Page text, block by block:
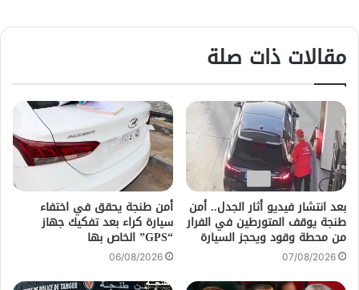
مقالات ذات صلة
بعد انتشار فيديو أثار الجدل.. أمن
طنجة يوقف المتورطين في الفرار
من محطة وقود ويحجز السيارة
07/08/2026
أمن طنجة يحقق في اختفاء
سيارة كراء بعد تفكيك جهاز
“GPS” الخاص بها
06/08/2026